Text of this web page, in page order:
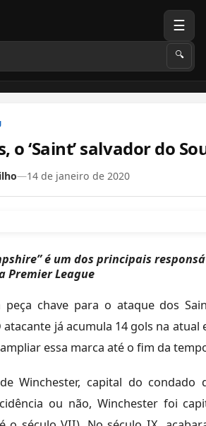
🔍
☰
o ‘Saint’ salvador do
—14 de janeiro de 2020
é um dos principais
Premier League
chave para o ataque dos
atacante já acumula 14 gols na
essa marca até o fim da
Winchester, capital do condado
ou não, Winchester foi